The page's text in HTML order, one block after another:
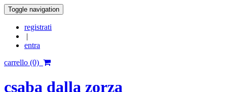
Toggle navigation
registrati
|
entra
carrello (0)
csaba dalla zorza